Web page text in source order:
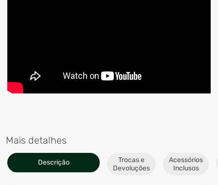
Mais detalhes
Descrição
Trocas e
Devoluções
Acessórios
Inclusos